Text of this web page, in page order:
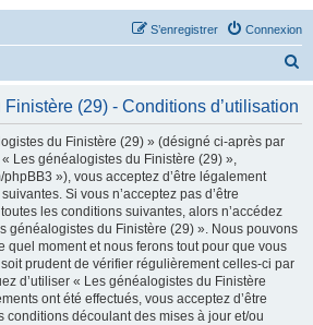
Connexion
S’enregistrer
(29) - Conditions d’utilisation
du Finistère (29) » (désigné ci-après par
Les généalogistes du Finistère (29) »,
»), vous acceptez d’être légalement
Si vous n’acceptez pas d’être
les conditions suivantes, alors n’accédez
généalogistes du Finistère (29) ». Nous pouvons
quel moment et nous ferons tout pour que vous
prudent de vérifier régulièrement celles-ci par
d’utiliser « Les généalogistes du Finistère
ont été effectués, vous acceptez d’être
conditions découlant des mises à jour et/ou